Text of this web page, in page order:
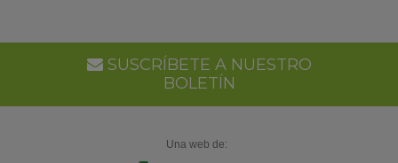
SUSCRÍBETE A NUESTRO
BOLETÍN
Una web de: